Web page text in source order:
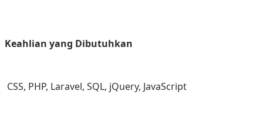
Keahlian yang Dibutuhkan
CSS, PHP, Laravel, SQL, jQuery, JavaScript